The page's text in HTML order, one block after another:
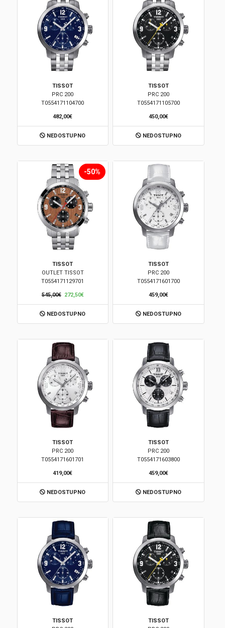
TISSOT
PRC 200
T0554171104700
482,00€
NEDOSTUPNO
TISSOT
PRC 200
T0554171105700
450,00€
NEDOSTUPNO
-50%
TISSOT
OUTLET TISSOT
T0554171129701
545,00€ 272,50€
NEDOSTUPNO
TISSOT
PRC 200
T0554171601700
459,00€
NEDOSTUPNO
TISSOT
PRC 200
T0554171601701
419,00€
NEDOSTUPNO
TISSOT
PRC 200
T0554171603800
459,00€
NEDOSTUPNO
TISSOT
TISSOT